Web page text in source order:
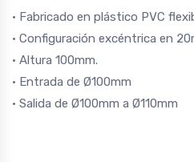
• Fabricado en plástico PVC
• Configuración excéntrica en
• Altura 100mm.
• Entrada de Ø100mm
• Salida de Ø100mm a Ø110mm